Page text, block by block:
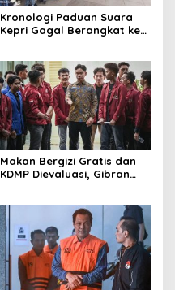
Kronologi Paduan Suara
Kepri Gagal Berangkat ke
Makan Bergizi Gratis dan
KDMP Dievaluasi, Gibran